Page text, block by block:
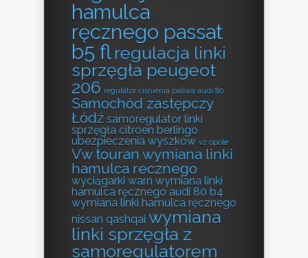
hamulca
ręcznego passat
b5 fl regulacja linki
sprzęgła peugeot
206 regulator ciśnienia paliwa audi 80
Samochód zastępczy
Łódź samoregulator linki
sprzęgła citroen berlingo
ubezpieczenia wyszków v2 opole
Vw touran wymiana linki
hamulca recznego
wyciągarki warn wymiana linki
hamulca ręcznego audi 80 b4
wymiana linki hamulca ręcznego
nissan qashqai wymiana
linki sprzęgła z
samoregulatorem